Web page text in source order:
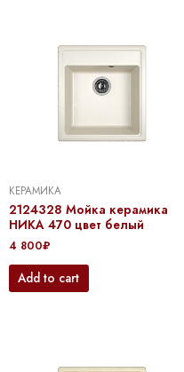
КЕРАМИКА
2124328 Мойка керамика
НИКА 470 цвет белый
4 800₽
Add to cart